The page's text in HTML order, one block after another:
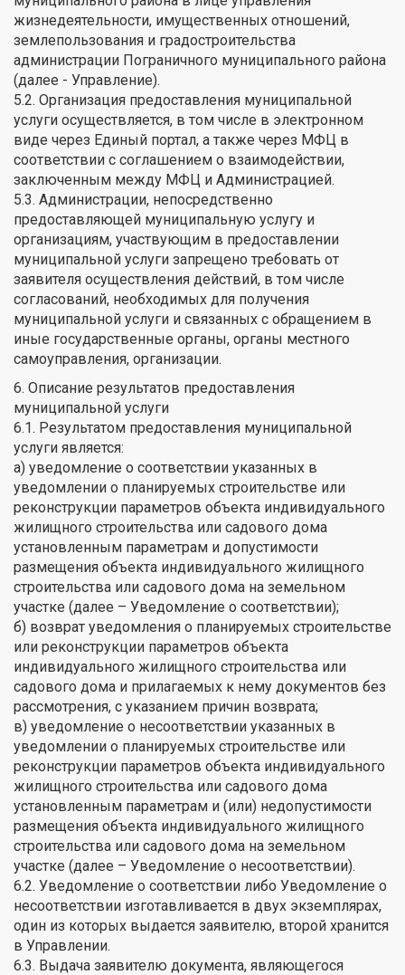
жизнедеятельности, имущественных отношений,
землепользования и градостроительства
администрации Пограничного муниципального района
(далее - Управление).
5.2. Организация предоставления муниципальной
услуги осуществляется, в том числе в электронном
виде через Единый портал, а также через МФЦ в
соответствии с соглашением о взаимодействии,
заключенным между МФЦ и Администрацией.
5.3. Администрации, непосредственно
предоставляющей муниципальную услугу и
организациям, участвующим в предоставлении
муниципальной услуги запрещено требовать от
заявителя осуществления действий, в том числе
согласований, необходимых для получения
муниципальной услуги и связанных с обращением в
иные государственные органы, органы местного
самоуправления, организации.
6. Описание результатов предоставления
муниципальной услуги
6.1. Результатом предоставления муниципальной
услуги является:
а) уведомление о соответствии указанных в
уведомлении о планируемых строительстве или
реконструкции параметров объекта индивидуального
жилищного строительства или садового дома
установленным параметрам и допустимости
размещения объекта индивидуального жилищного
строительства или садового дома на земельном
участке (далее – Уведомление о соответствии);
б) возврат уведомления о планируемых строительстве
или реконструкции параметров объекта
индивидуального жилищного строительства или
садового дома и прилагаемых к нему документов без
рассмотрения, с указанием причин возврата;
в) уведомление о несоответствии указанных в
уведомлении о планируемых строительстве или
реконструкции параметров объекта индивидуального
жилищного строительства или садового дома
установленным параметрам и (или) недопустимости
размещения объекта индивидуального жилищного
строительства или садового дома на земельном
участке (далее – Уведомление о несоответствии).
6.2. Уведомление о соответствии либо Уведомление о
несоответствии изготавливается в двух экземплярах,
один из которых выдается заявителю, второй хранится
в Управлении.
6.3. Выдача заявителю документа, являющегося